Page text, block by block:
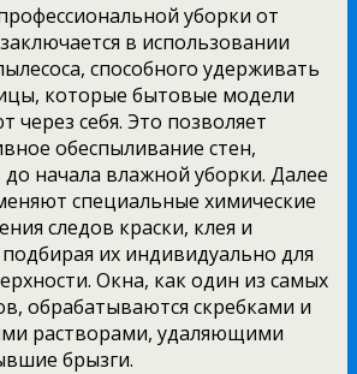
уборки от
в использовании
способного удерживать
которые бытовые модели
через себя. Это позволяет
обеспыливание стен,
начала влажной уборки. Далее
специальные химические
следов краски, клея и
их индивидуально для
Окна, как один из самых
обрабатываются скребками и
растворами, удаляющими
брызги.